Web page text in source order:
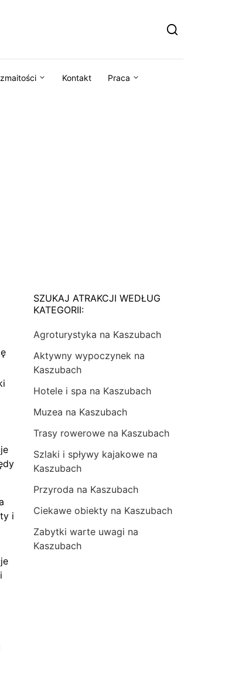
Kontakt Praca
i
SZUKAJ ATRAKCJI WEDŁUG
KATEGORII:
Agroturystyka na Kaszubach
Aktywny wypoczynek na
Kaszubach
Hotele i spa na Kaszubach
Muzea na Kaszubach
Trasy rowerowe na Kaszubach
Szlaki i spływy kajakowe na
Kaszubach
Przyroda na Kaszubach
Ciekawe obiekty na Kaszubach
Zabytki warte uwagi na
Kaszubach